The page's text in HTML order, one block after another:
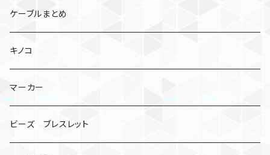
ケーブルまとめ
キノコ
マーカー
ビーズ ブレスレット